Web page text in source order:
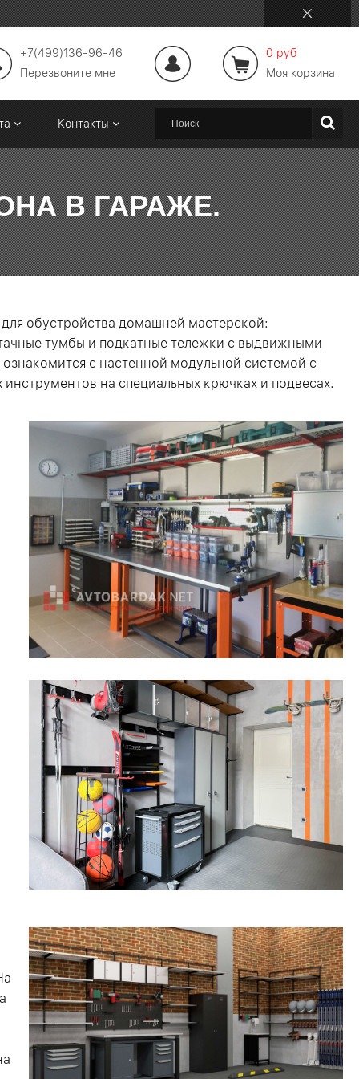
+7(499)136-96-46
Перезвоните мне
0 руб
Моя корзина
Контакты
В ГАРАЖЕ.
обустройства домашней мастерской:
тумбы и подкатные тележки с выдвижными
с настенной модульной системой с
на специальных крючках и подвесах.